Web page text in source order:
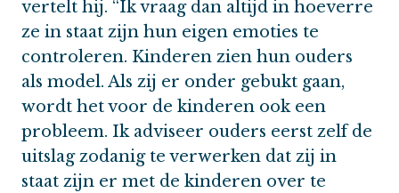
vertelt hij. “Ik vraag dan altijd in hoeverre
ze in staat zijn hun eigen emoties te
controleren. Kinderen zien hun ouders
als model. Als zij er onder gebukt gaan,
wordt het voor de kinderen ook een
probleem. Ik adviseer ouders eerst zelf de
uitslag zodanig te verwerken dat zij in
staat zijn er met de kinderen over te